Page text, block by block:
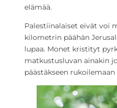
elämää.
Palestiinalaiset eivät voi
kilometrin päähän
lupaa. Monet kristityt
matkustusluvan ainakin
päästäkseen